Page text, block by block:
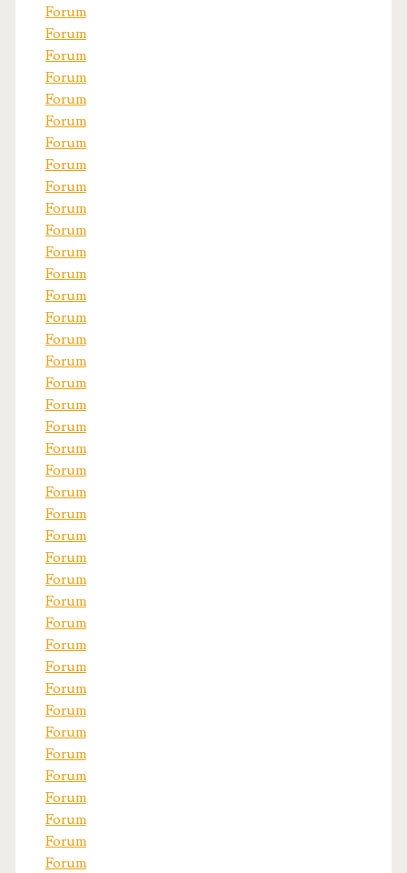
Forum
Forum
Forum
Forum
Forum
Forum
Forum
Forum
Forum
Forum
Forum
Forum
Forum
Forum
Forum
Forum
Forum
Forum
Forum
Forum
Forum
Forum
Forum
Forum
Forum
Forum
Forum
Forum
Forum
Forum
Forum
Forum
Forum
Forum
Forum
Forum
Forum
Forum
Forum
Forum